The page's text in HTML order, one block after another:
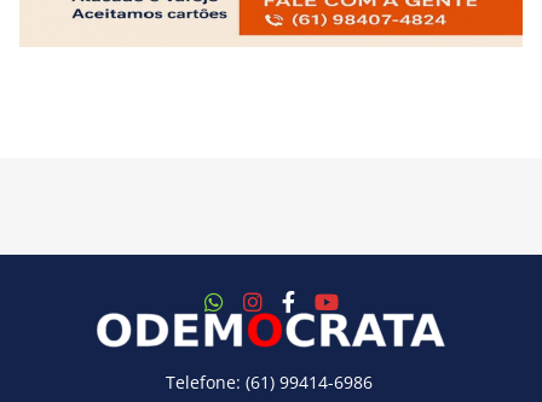
Telefone: (61) 99414-6986